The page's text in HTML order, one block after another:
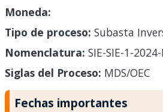
Moneda:
Tipo de proceso: Subasta
Nomenclatura: SIE-SIE-1-
Siglas del Proceso: MDS/OEC
Fechas importantes